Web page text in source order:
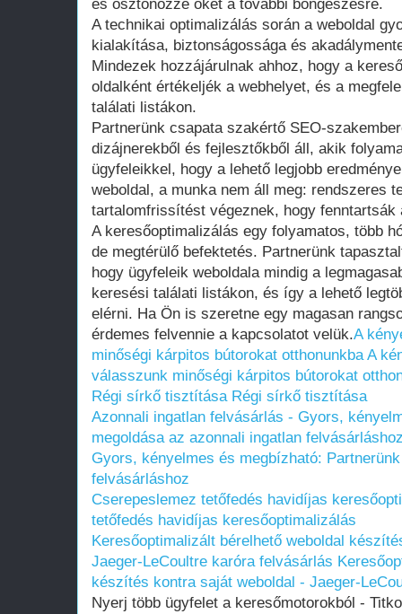
és ösztönözze őket a további böngészésre.
A technikai optimalizálás során a weboldal
kialakítása, biztonságossága és
Mindezek hozzájárulnak ahhoz, hogy a
oldalként értékeljék a webhelyet, és a
találati listákon.
Partnerünk csapata szakértő SEO-
dizájnerekből és fejlesztőkből áll, akik
ügyfeleikkel, hogy a lehető legjobb
weboldal, a munka nem áll meg: rendszeres
tartalomfrissítést végeznek, hogy fenntartsák
A keresőoptimalizálás egy folyamatos, több
de megtérülő befektetés. Partnerünk
hogy ügyfeleik weboldala mindig a
keresési találati listákon, és így a lehető
elérni. Ha Ön is szeretne egy magasan
érdemes felvennie a kapcsolatot velük.A
minőségi kárpitos bútorokat otthonunkba A
válasszunk minőségi kárpitos bútorokat
Régi sírkő tisztítása Régi sírkő tisztítása
Azonnali ingatlan felvásárlás - Gyors,
megoldása az azonnali ingatlan
Gyors, kényelmes és megbízható:
felvásárláshoz
Cserepeslemez tetőfedés havidíjas
tetőfedés havidíjas keresőoptimalizálás
Keresőoptimalizált bérelhető weboldal
Jaeger-LeCoultre karóra felvásárlás
készítés kontra saját weboldal - Jaeger-
Nyerj több ügyfelet a keresőmotorokból -